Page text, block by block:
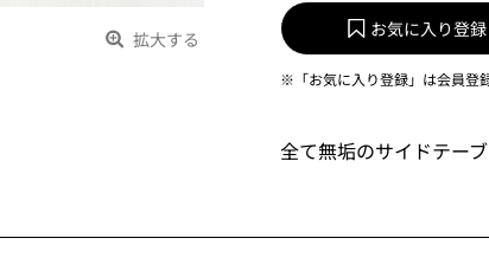
拡大する お気に入り登録
※「お気に入り登録」は会員登
全て無垢のサイドテー